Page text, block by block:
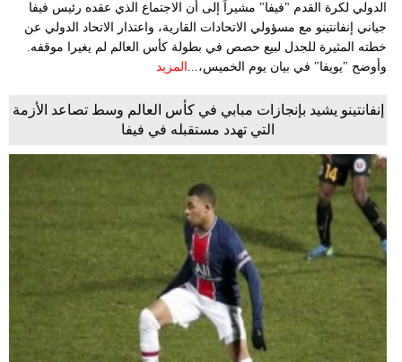
الدولي لكرة القدم "فيفا" مشيراً إلى أن الاجتماع الذي عقده رئيس فيفا
جياني إنفانتينو مع مسؤولي الاتحادات القارية، واعتذار الاتحاد الدولي عن
خطته المثيرة للجدل لبيع حصص في بطولة كأس العالم لم يغيرا موقفه.
وأوضح "يويفا" في بيان يوم الخميس،... المزيد
إنفانتينو يشيد بإنجازات مبابي في كأس العالم وسط تصاعد الأزمة
التي تهدد مستقبله في فيفا